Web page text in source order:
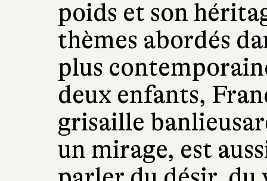
poids et son
thèmes abordés
plus
deux enfants,
grisaille
un mirage, est